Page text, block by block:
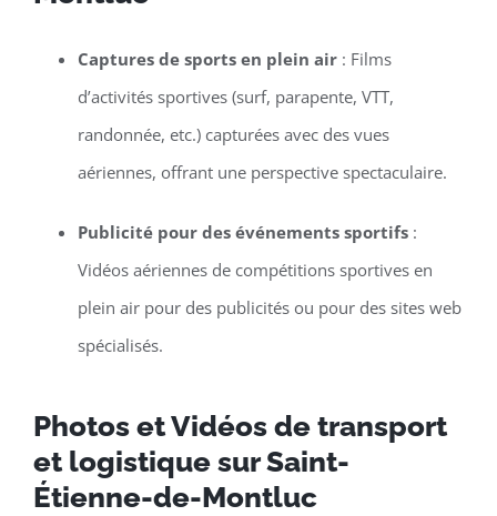
Captures de sports en plein air: Films
d’activités sportives (surf, parapente, VTT,
randonnée, etc.) capturées avec des vues
aériennes, offrant une perspective spectaculaire.
Publicité pour des événements sportifs:
Vidéos aériennes de compétitions sportives en
plein air pour des publicités ou pour des sites web
spécialisés.
Photos et Vidéos de transport
et logistique sur Saint-
Étienne-de-Montluc